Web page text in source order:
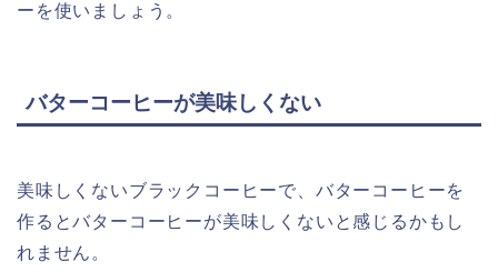
ーを使いましょう。
バターコーヒーが美味しくない
美味しくないブラックコーヒーで、バターコーヒーを
作るとバターコーヒーが美味しくないと感じるかもし
れません。